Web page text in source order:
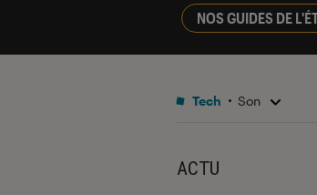
NOS GUIDES DE
Tech Son
ACTU